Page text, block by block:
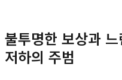
불투명한 보상과
저하의 주범